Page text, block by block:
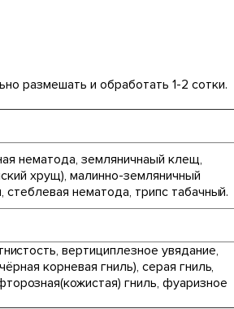
размешать и обработать 1-2 сотки.
нематода, земляничнаый клещ,
хрущ), малинно-земляничный
нематода, трипс табачный.
вертициплезное увядание,
корневая гниль), серая гниль,
гниль, фуаризное